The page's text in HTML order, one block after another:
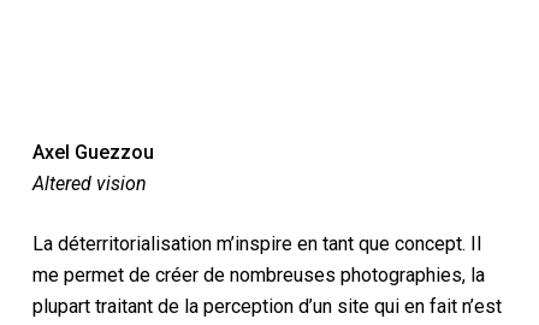
Axel Guezzou
Altered vision
La déterritorialisation m’inspire en tant que concept. Il
me permet de créer de nombreuses photographies, la
plupart traitant de la perception d’un site qui en fait n’est